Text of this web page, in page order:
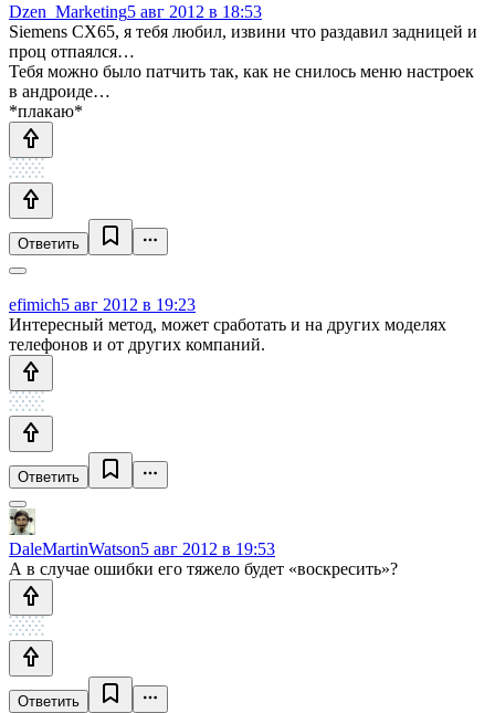
Dzen_Marketing5 авг 2012 в 18:53
Siemens CX65, я тебя любил, извини что раздавил задницей и
проц отпаялся…
Тебя можно было патчить так, как не снилось меню настроек
в андроиде…
*плакаю*
Ответить
efimich5 авг 2012 в 19:23
Интересный метод, может сработать и на других моделях
телефонов и от других компаний.
Ответить
DaleMartinWatson5 авг 2012 в 19:53
А в случае ошибки его тяжело будет «воскресить»?
Ответить